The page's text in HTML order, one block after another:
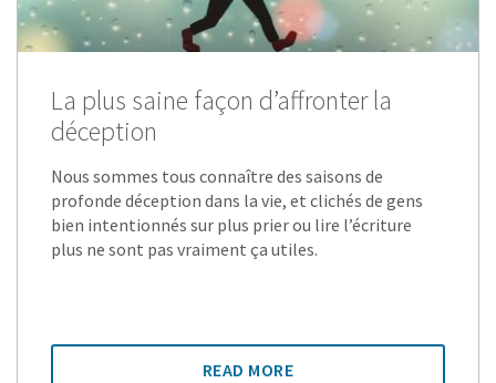
La plus saine façon d’affronter la
déception
Nous sommes tous connaître des saisons de
profonde déception dans la vie, et clichés de gens
bien intentionnés sur plus prier ou lire l’écriture
plus ne sont pas vraiment ça utiles.
READ MORE